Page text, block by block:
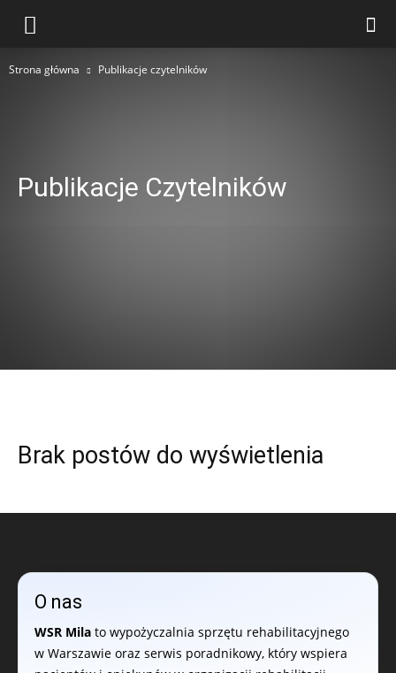
Strona główna Publikacje czytelników
Publikacje Czytelników
Brak postów do wyświetlenia
O nas
WSR Mila to wypożyczalnia sprzętu rehabilitacyjnego
w Warszawie oraz serwis poradnikowy, który wspiera